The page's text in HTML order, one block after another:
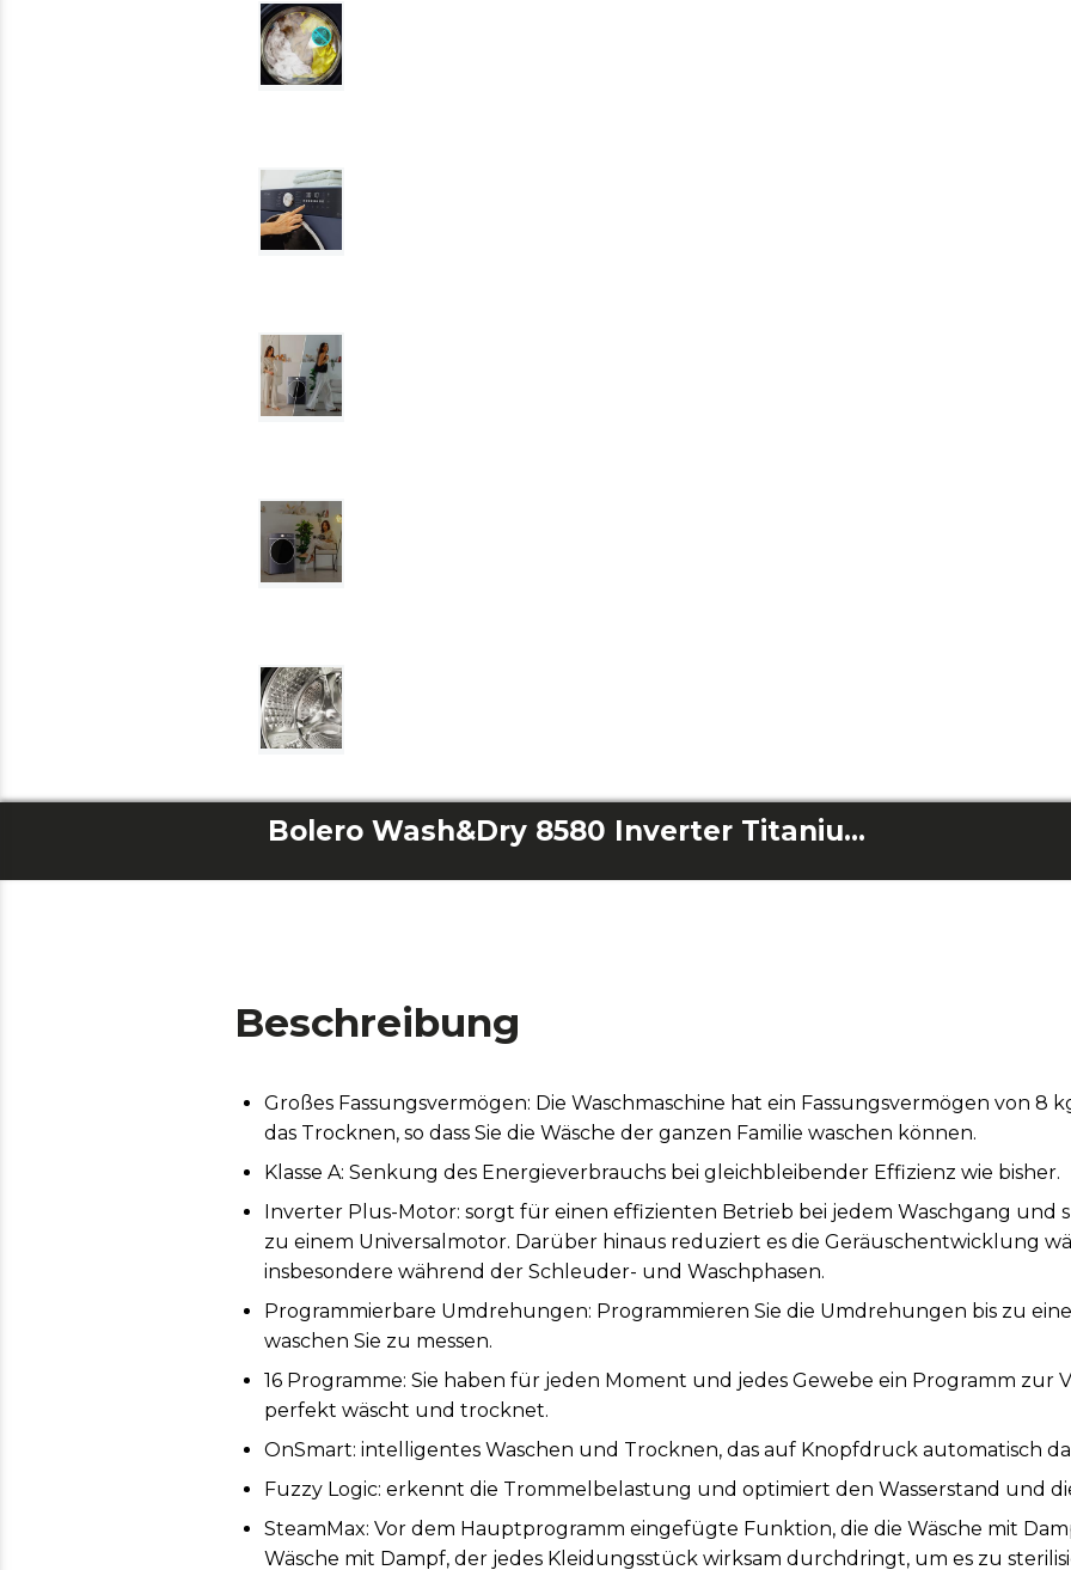
Bolero Wash&Dry 8580 Inverter Titanium
Beschreibung
Großes Fassungsvermögen: Die Waschmaschine hat ein Fassungsvermögen von 8
das Trocknen, so dass Sie die Wäsche der ganzen Familie waschen können.
Klasse A: Senkung des Energieverbrauchs bei gleichbleibender Effizienz wie bisher.
Inverter Plus-Motor: sorgt für einen effizienten Betrieb bei jedem Waschgang und
zu einem Universalmotor. Darüber hinaus reduziert es die Geräuschentwicklung
insbesondere während der Schleuder- und Waschphasen.
Programmierbare Umdrehungen: Programmieren Sie die Umdrehungen bis zu
waschen Sie zu messen.
16 Programme: Sie haben für jeden Moment und jedes Gewebe ein Programm zur
perfekt wäscht und trocknet.
OnSmart: intelligentes Waschen und Trocknen, das auf Knopfdruck automatisch
Fuzzy Logic: erkennt die Trommelbelastung und optimiert den Wasserstand und
SteamMax: Vor dem Hauptprogramm eingefügte Funktion, die die Wäsche mit
Wäsche mit Dampf, der jedes Kleidungsstück wirksam durchdringt, um es zu